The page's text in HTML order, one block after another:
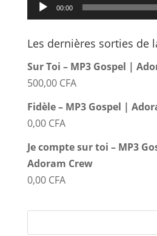
00:00
Les dernières sorties de
Sur Toi – MP3 Gospel |
500,00 CFA
Fidèle – MP3 Gospel |
0,00 CFA
Je compte sur toi – MP3
Adoram Crew
0,00 CFA
Emmanuel